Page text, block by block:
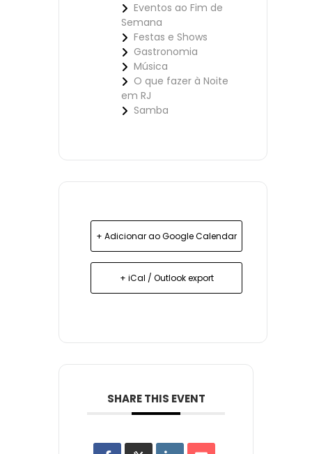
Eventos ao Fim de
Semana
Festas e Shows
Gastronomia
Música
O que fazer à Noite
em RJ
Samba
+ Adicionar ao Google Calendar
+ iCal / Outlook export
SHARE THIS EVENT